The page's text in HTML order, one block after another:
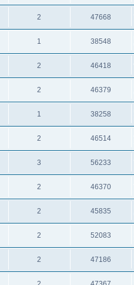
2 47668
1 38548
2 46418
2 46379
1 38258
2 46514
3 56233
2 46370
2 45835
2 52083
2 47186